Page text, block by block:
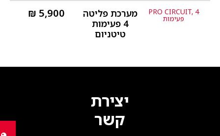
פרטים נוספים
PRO CIRCUIT, 4
פעימות
מערכת פליטה
4 פעימות
טיטניום
₪ 5,900
יצירת
קשר